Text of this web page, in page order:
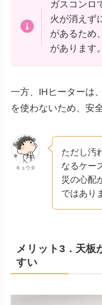
ガスコンロ
火が消えず
があるため
があります。
一方、IHヒーターは
を使わないため、安
キュウタ
ただし汚
なるケー
災の心配
ではあり
メリット3．天板
すい